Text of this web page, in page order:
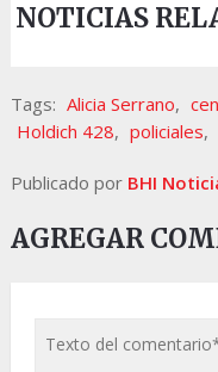
NOTICIAS
Tags: Alicia Serrano,
Holdich 428, policiales,
Publicado por BHI
AGREGAR